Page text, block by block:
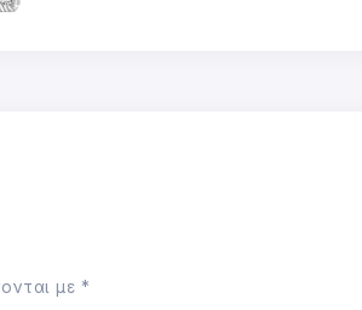
με *